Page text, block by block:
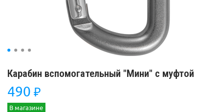
Карабин вспомогательный "Мини" с муфтой
490 ₽
В магазине